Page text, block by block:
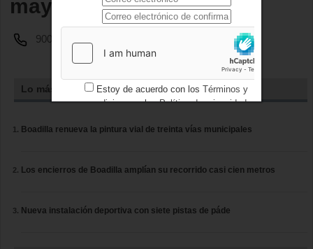
mayores
900 151 936
Lo más leído
Boadilla renueva la pintura vial de treinta vías municipales
Los encierros de Boadilla amplían su recorrido casi cien metros
Nueva instalación deportiva con siete pistas de páde
Estoy de acuerdo con los Términos y
condicionesy losPolítica de privacidad